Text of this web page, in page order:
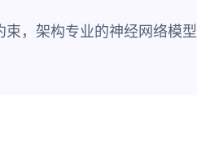
，架构专业的神经网络模型